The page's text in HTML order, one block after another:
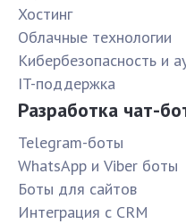
Хостинг
Облачные технологии
Кибербезопасность и
IT-поддержка
Разработка чат-
Telegram-боты
WhatsApp и Viber боты
Боты для сайтов
Интеграция с CRM